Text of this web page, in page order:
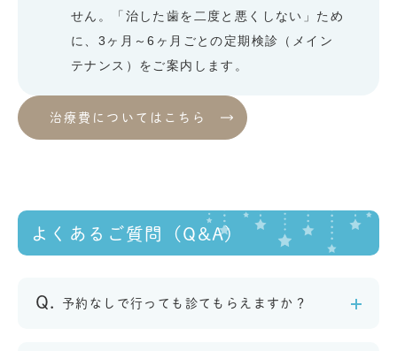
せん。「治した歯を二度と悪くしない」ため
に、3ヶ月～6ヶ月ごとの定期検診（メイン
テナンス）をご案内します。
治療費についてはこちら
よくあるご質問（Q&A）
予約なしで行っても診てもらえますか？